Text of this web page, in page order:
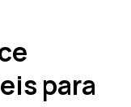
para